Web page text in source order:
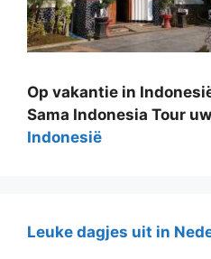
Op vakantie in
Sama Indonesia Tour uw
Indonesië
Leuke dagjes uit in